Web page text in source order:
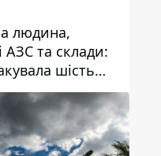
людина,
та склади:
шість